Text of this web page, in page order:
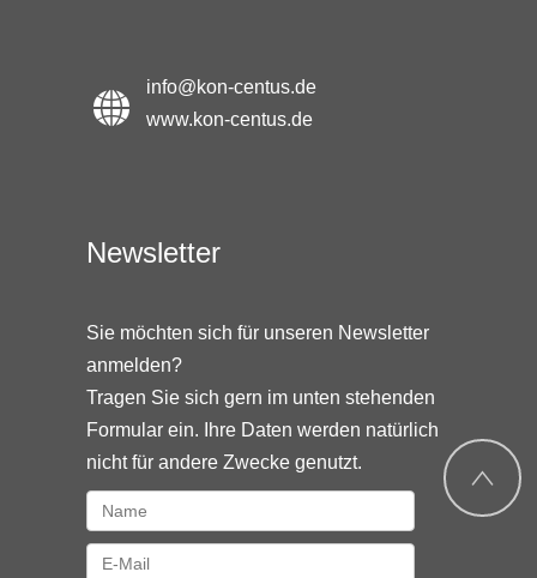
info@kon-centus.de
www.kon-centus.de
Newsletter
Sie möchten sich für unseren Newsletter
anmelden?
Tragen Sie sich gern im unten stehenden
Formular ein. Ihre Daten werden natürlich
nicht für andere Zwecke genutzt.